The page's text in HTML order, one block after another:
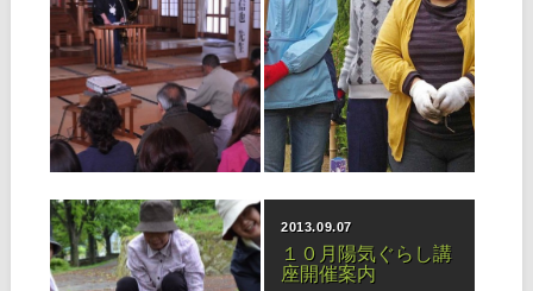
2014.05.01
４月 ようぼくの集
い開催報告
大牟田支部 ４月６日（日）
午後１時、大牟田支部では２
回目となる「ようぼくの集
い」を玉勝分教会を会場に開
催。１回目と合わせ253名が
受講しました。 講師に木村
信也先生（北大教会長）をお
に、誰に
2014.05.01
第２回 写真コンテ
スト大賞発表！
今年も「全教一斉ひのきしん
デー」に伴い、福岡教区広報
部では「第２回 写真コンテ
スト」を開催し、受賞者が決
定しましたので、お知らせい
たします。 また、ご参加いた
だきました皆様方には、心よ
2014.05.01
全教一斉ひのきしん
デー開催！
2013.09.07
１０月陽気ぐらし講
座開催案内